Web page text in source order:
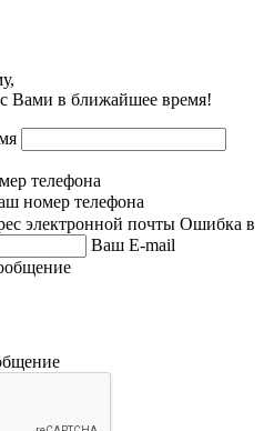
Вами в ближайшее время!
телефона
номер телефона
электронной почты Ошибка в
Ваш E-mail